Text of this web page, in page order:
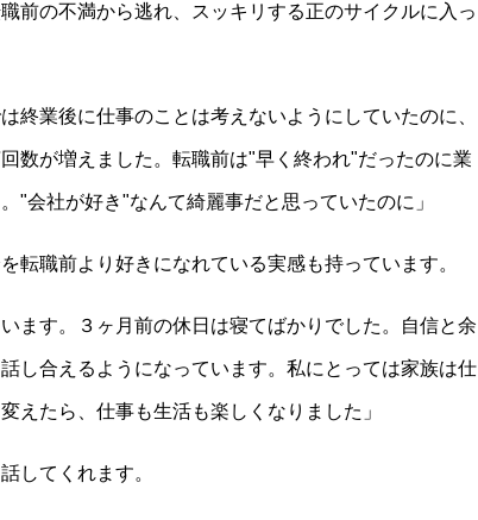
前の不満から逃れ、スッキリする正のサイクルに入っ
終業後に仕事のことは考えないようにしていたのに、
数が増えました。転職前は"早く終われ"だったのに業
"会社が好き"なんて綺麗事だと思っていたのに」
転職前より好きになれている実感も持っています。
ます。３ヶ月前の休日は寝てばかりでした。自信と余
し合えるようになっています。私にとっては家族は仕
えたら、仕事も生活も楽しくなりました」
してくれます。